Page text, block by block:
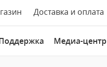
Доставка и оплата
Медиа-центр